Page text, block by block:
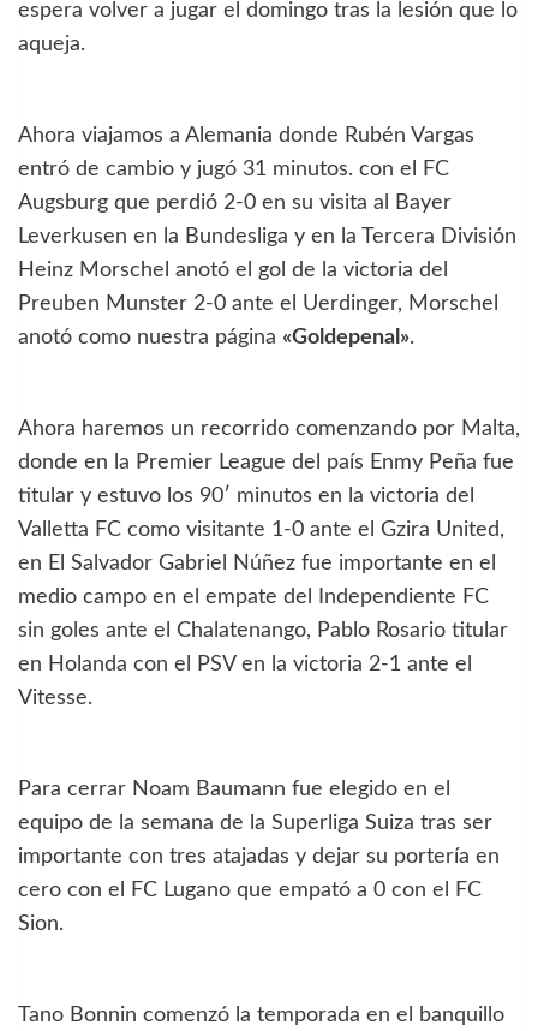
espera volver a jugar el domingo tras la lesión que lo
aqueja.
Ahora viajamos a Alemania donde Rubén Vargas
entró de cambio y jugó 31 minutos. con el FC
Augsburg que perdió 2-0 en su visita al Bayer
Leverkusen en la Bundesliga y en la Tercera División
Heinz Morschel anotó el gol de la victoria del
Preuben Munster 2-0 ante el Uerdinger, Morschel
anotó como nuestra página «Goldepenal».
Ahora haremos un recorrido comenzando por Malta,
donde en la Premier League del país Enmy Peña fue
titular y estuvo los 90′ minutos en la victoria del
Valletta FC como visitante 1-0 ante el Gzira United,
en El Salvador Gabriel Núñez fue importante en el
medio campo en el empate del Independiente FC
sin goles ante el Chalatenango, Pablo Rosario titular
en Holanda con el PSV en la victoria 2-1 ante el
Vitesse.
Para cerrar Noam Baumann fue elegido en el
equipo de la semana de la Superliga Suiza tras ser
importante con tres atajadas y dejar su portería en
cero con el FC Lugano que empató a 0 con el FC
Sion.
Tano Bonnin comenzó la temporada en el banquillo